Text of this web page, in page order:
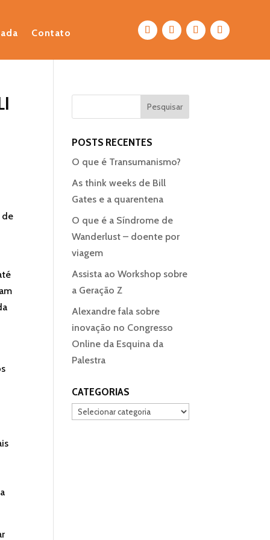
Contato
de
POSTS RECENTES
O que é Transumanismo?
As think weeks de Bill
Gates e a quarentena
O que é a Síndrome de
Wanderlust – doente por
viagem
Assista ao Workshop sobre
a Geração Z
Alexandre fala sobre
inovação no Congresso
Online da Esquina da
Palestra
CATEGORIAS
Categorias